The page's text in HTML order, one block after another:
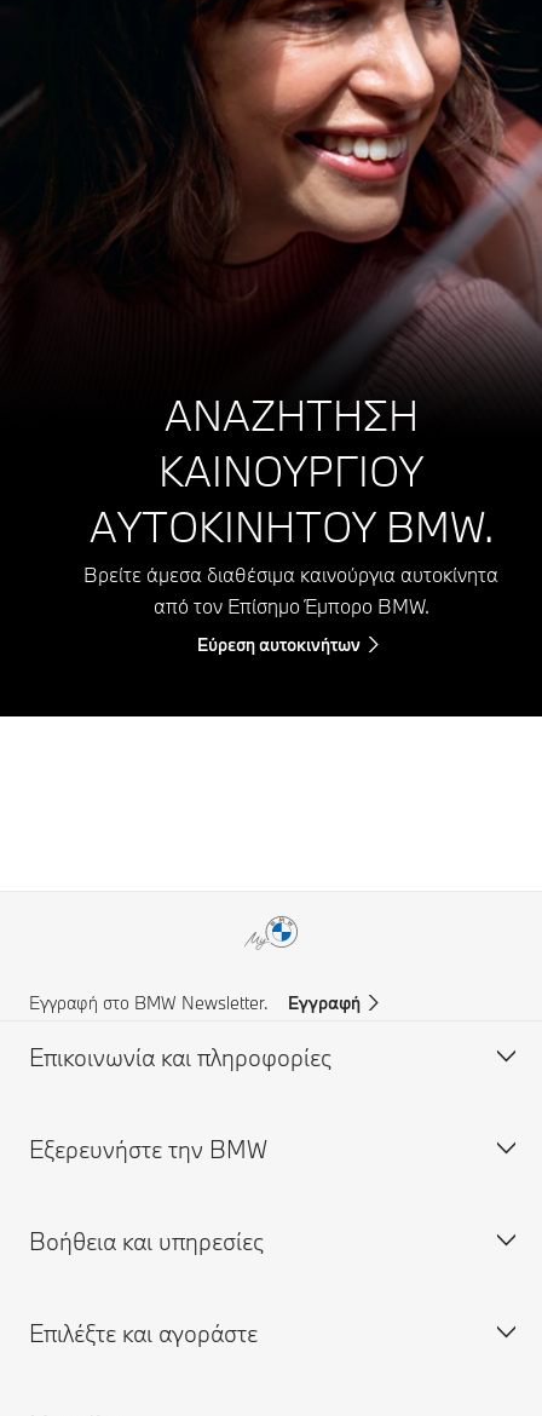
ΑΝΑΖΗΤΗΣΗ
ΚΑΙΝΟΥΡΓΙΟΥ
ΑΥΤΟΚΙΝΗΤΟΥ BMW.
Βρείτε άμεσα διαθέσιμα καινούργια αυτοκίνητα
από τον Επίσημο Έμπορο BMW.
Εύρεση αυτοκινήτων
Εγγραφή στο BMW Newsletter. Εγγραφή
Επικοινωνία και πληροφορίες
Υποστήριξη και Επικοινωνία
Αναζήτηση Επίσημου Εμπόρου BMW
Αίτηση για προσφορά
Eξερευνήστε την BMW
Σχετικά με εμάς
BMW Group
Βοήθεια και υπηρεσίες
Κλείστε ραντεβού για σέρβις
Επιλέξτε και αγοράστε